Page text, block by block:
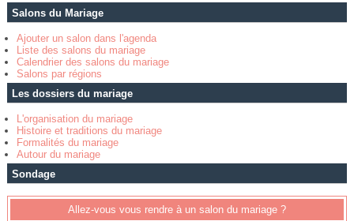
Salons du Mariage
Ajouter un salon dans l'agenda
Liste des salons du mariage
Calendrier des salons du mariage
Salons par régions
Les dossiers du mariage
L'organisation du mariage
Histoire et traditions du mariage
Formalités du mariage
Autour du mariage
Sondage
Allez-vous vous rendre à un salon du mariage ?